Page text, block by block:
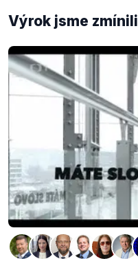
Výrok jsme zmínili